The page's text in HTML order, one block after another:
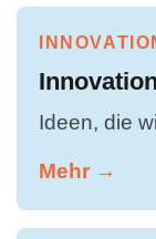
Ideen, die
Mehr →